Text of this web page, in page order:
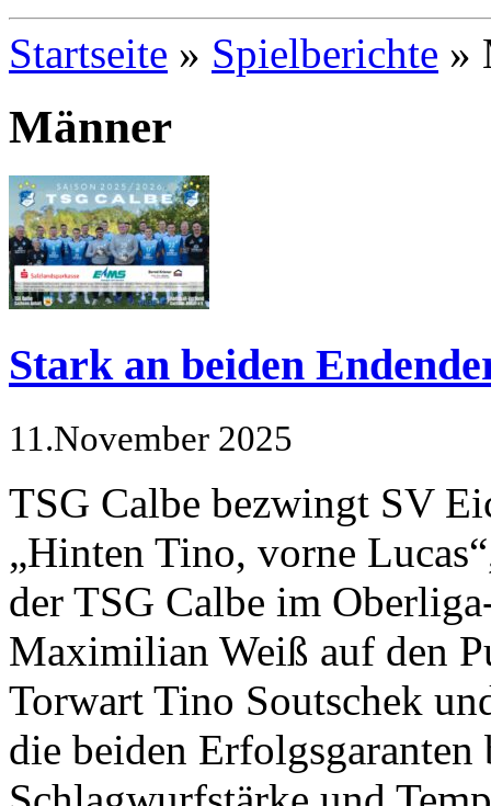
Startseite » Spielberichte »
Männer
Stark an beiden
11.November 2025
TSG Calbe bezwingt SV
„Hinten Tino, vorne
der TSG Calbe im
Maximilian Weiß auf den
Torwart Tino Soutschek
die beiden